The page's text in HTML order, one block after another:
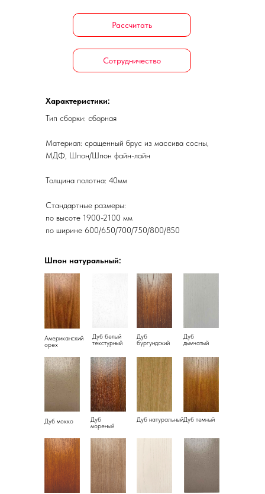
Шпон натуральный:
Характеристики:
Тип сборки: сборная
Материал: сращенный брус из массива сосны,
МДФ, Шпон/Шпон файн-лайн
Толщина полотна: 40мм
Стандартные размеры:
по высоте 1900-2100 мм
по ширине 600/650/700/750/800/850
Рассчитать
Сотрудничество
Американский
орех
Дуб белый
текстурный
Дуб
бургундский
Дуб
дымчатый
Дуб мокко
Дуб
мореный
Дуб натуральныйДуб темный